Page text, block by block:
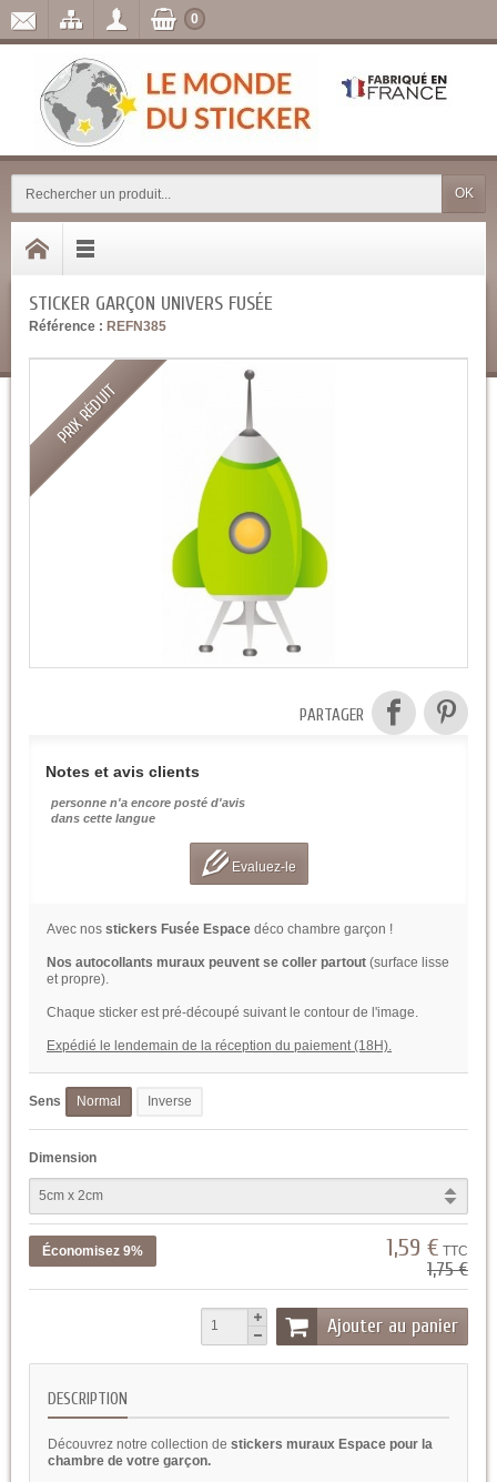
OK
0
STICKER GARÇON UNIVERS FUSÉE
Référence : REFN385
PRIX RÉDUIT
PARTAGER
Notes et avis clients
personne n'a encore posté d'avis
dans cette langue
Evaluez-le
Avec nos stickers Fusée Espace déco chambre garçon !
Nos autocollants muraux peuvent se coller partout (surface lisse
et propre).
Chaque sticker est pré-découpé suivant le contour de l'image.
Expédié le lendemain de la réception du paiement (18H).
Sens Normal Inverse
Dimension
Économisez 9% 1,59 € TTC
1,75 €
Ajouter au panier
DESCRIPTION
Découvrez notre collection de stickers muraux Espace pour la
chambre de votre garçon.